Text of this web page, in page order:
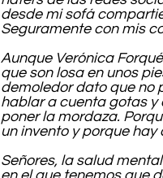
desde mi sofá
Seguramente con mis
Aunque Verónica
que son losa en unos
demoledor dato que no
hablar a cuenta gotas y
poner la mordaza.
un invento y porque hay
Señores, la salud